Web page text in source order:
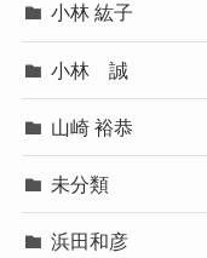
小林 紘子
小林 誠
山崎 裕恭
未分類
浜田和彦